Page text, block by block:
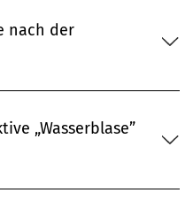
nach der
„Wasserblase”